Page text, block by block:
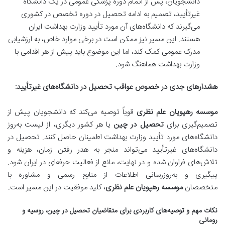
غیرتأیید، تصمیم به ادامه تحصیل در دوره تخصص در کشوری
می‌گیرند که دانشگاه‌های آن مورد تأیید وزارت بهداشت ایران
هستند. این مسیر نیز ممکن است در برخی موارد خاص، به ارزشیابی
مدرک عمومی کمک کند، اما این موضوع باید پیش از هر اقدامی با
وزارت بهداشت هماهنگ شود.
هشدارهای جدی در خصوص عواقب تحصیل در دانشگاه‌های غیرتأیید:
موسسه رهپویان علم نظری قویاً توصیه می‌کند که دانشجویان پیش از
تصمیم‌گیری برای تحصیل در چین یا هر کشور دیگری، از لیست به‌روز
دانشگاه‌های مورد تأیید وزارت بهداشت اطمینان حاصل کنند. تحصیل در
دانشگاه‌های غیرتأیید می‌تواند منجر به هدر رفتن زمان، هزینه و
تلاش‌های فراوان شده و در نهایت، مانع از فعالیت حرفه‌ای در ایران شود.
پیگیری و به‌روزرسانی اطلاعات از منابع رسمی و مشاوره با
متخصصان موسسه رهپویان علم نظری، کلید موفقیت در این مسیر است.
نکات مهم و توصیه‌های کاربردی برای متقاضیان تحصیل در چین، روسیه و
رومانی